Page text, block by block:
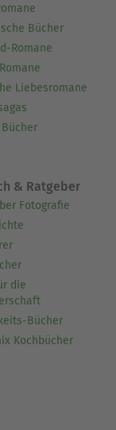
Bücher
Romane
Liebesromane
& Ratgeber
Fotografie
die
Bücher
Kochbücher